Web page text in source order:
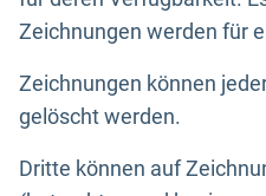
Zeichnungen werden für
Zeichnungen können
gelöscht werden.
Dritte können auf